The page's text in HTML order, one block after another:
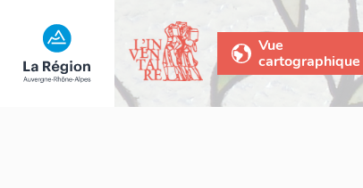
Vue
cartographique